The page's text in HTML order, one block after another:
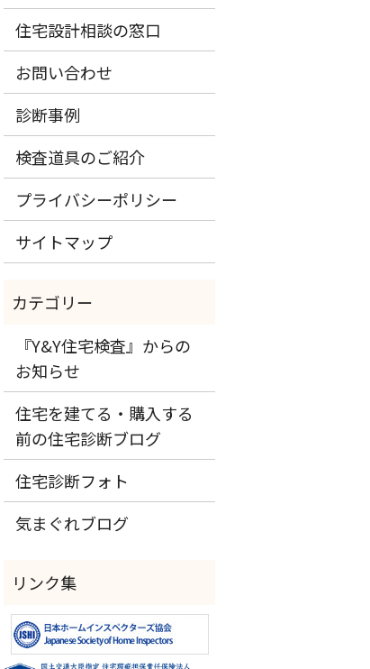
住宅設計相談の窓口
お問い合わせ
診断事例
検査道具のご紹介
プライバシーポリシー
サイトマップ
『Y&Y住宅検査』からの
お知らせ
住宅を建てる・購入する
前の住宅診断ブログ
住宅診断フォト
気まぐれブログ